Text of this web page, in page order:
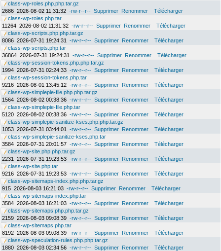
class-wp-roles.php.php.tar.gz
2686 2026-08-02 11:31:32 -rw-r--r-- Supprimer Renommer
Télécharger
class-wp-roles.php.tar
11264 2026-08-02 11:31:32 -rw-r--r-- Supprimer Renommer
Télécharger
class-wp-scripts.php.php.tar.gz
8086 2026-07-31 19:24:31 -rw-r--r-- Supprimer Renommer
Télécharger
class-wp-scripts.php.tar
36864 2026-07-31 19:24:31 -rw-r--r-- Supprimer Renommer
Télécharger
class-wp-session-tokens.php.php.tar.gz
1994 2026-07-31 02:24:33 -rw-r--r-- Supprimer Renommer
Télécharger
class-wp-session-tokens.php.tar
9216 2026-08-01 13:45:12 -rw-r--r-- Supprimer Renommer
Télécharger
class-wp-simplepie-file.php.php.tar.gz
1564 2026-08-02 00:38:36 -rw-r--r-- Supprimer Renommer
Télécharger
class-wp-simplepie-file.php.tar
5120 2026-08-02 00:38:36 -rw-r--r-- Supprimer Renommer
Télécharger
class-wp-simplepie-sanitize-kses.php.php.tar.gz
1053 2026-07-31 03:44:01 -rw-r--r-- Supprimer Renommer
Télécharger
class-wp-simplepie-sanitize-kses.php.tar
3584 2026-07-31 20:01:57 -rw-r--r-- Supprimer Renommer
Télécharger
class-wp-site.php.php.tar.gz
2231
2026-07-31 19:23:53 -rw-r--r-- Supprimer Renommer
Télécharger
class-wp-site.php.tar
9216 2026-07-31 19:23:53 -rw-r--r-- Supprimer Renommer
Télécharger
class-wp-sitemaps-index.php.php.tar.gz
915 2026-08-03 16:21:03 -rw-r--r-- Supprimer Renommer
Télécharger
class-wp-sitemaps-index.php.tar
3584 2026-08-03 16:21:03 -rw-r--r-- Supprimer Renommer
Télécharger
class-wp-sitemaps.php.php.tar.gz
2159 2026-08-03 09:08:39 -rw-r--r-- Supprimer Renommer
Télécharger
class-wp-sitemaps.php.tar
8192 2026-08-03 09:08:39 -rw-r--r-- Supprimer Renommer
Télécharger
class-wp-speculation-rules.php.php.tar.gz
1880 2026-08-03 02:34:56 -rw-r--r-- Supprimer Renommer
Télécharger